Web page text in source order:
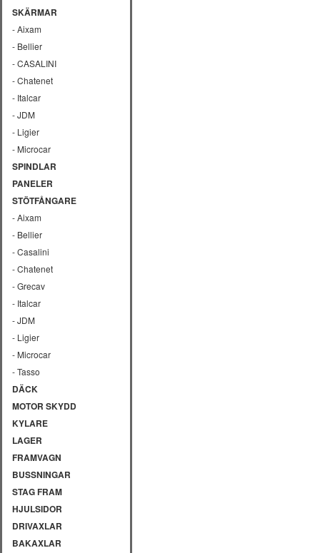
SKÄRMAR
- Aixam
- Bellier
- CASALINI
- Chatenet
- Italcar
- JDM
- Ligier
- Microcar
SPINDLAR
PANELER
STÖTFÅNGARE
- Aixam
- Bellier
- Casalini
- Chatenet
- Grecav
- Italcar
- JDM
- Ligier
- Microcar
- Tasso
DÄCK
MOTOR SKYDD
KYLARE
LAGER
FRAMVAGN
BUSSNINGAR
STAG FRAM
HJULSIDOR
DRIVAXLAR
BAKAXLAR